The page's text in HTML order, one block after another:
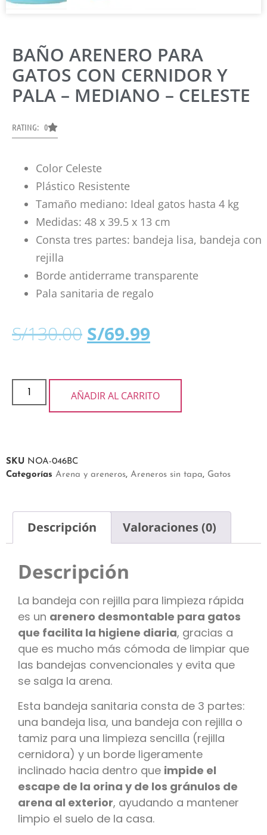
BAÑO ARENERO PARA
GATOS CON CERNIDOR Y
PALA – MEDIANO – CELESTE
RATING: 0
Color Celeste
Plástico Resistente
Tamaño mediano: Ideal gatos hasta 4 kg
Medidas: 48 x 39.5 x 13 cm
Consta tres partes: bandeja lisa, bandeja con
rejilla
Borde antiderrame transparente
Pala sanitaria de regalo
S/130.00 S/69.99
AÑADIR AL CARRITO
SKU NOA-046BC
Categorías Arena y areneros, Areneros sin tapa, Gatos
Descripción Valoraciones (0)
Descripción
La bandeja con rejilla para limpieza rápida
es un arenero desmontable para gatos
que facilita la higiene diaria, gracias a
que es mucho más cómoda de limpiar que
las bandejas convencionales y evita que
se salga la arena.
Esta bandeja sanitaria consta de 3 partes:
una bandeja lisa, una bandeja con rejilla o
tamiz para una limpieza sencilla (rejilla
cernidora) y un borde ligeramente
inclinado hacia dentro que impide el
escape de la orina y de los gránulos de
arena al exterior, ayudando a mantener
limpio el suelo de la casa.